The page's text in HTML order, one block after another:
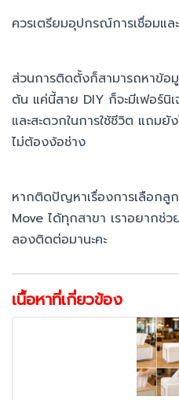
ควรเตรียมอุปกรณ์การเชื่อมแล
ส่วนการติดตั้งก็สามารถหาข้อ
ต้น แค่นี้สาย DIY ก็จะมีเฟอร์นิ
และสะดวกในการใช้ชีวิต แถมยั
ไม่ต้องง้อช่าง
หากติดปัญหาเรื่องการเลือก
Move ได้ทุกสาขา เราอยากช่
ลองติดต่อมานะคะ
เนื้อหาที่เกี่ยวข้อง